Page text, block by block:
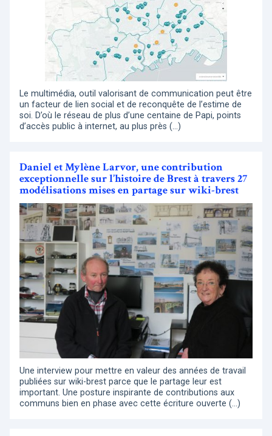
Le multimédia, outil valorisant de communication peut être
un facteur de lien social et de reconquête de l’estime de
soi. D’où le réseau de plus d’une centaine de Papi, points
d’accès public à internet, au plus près (…)
Daniel et Mylène Larvor, une contribution
exceptionnelle sur l’histoire de Brest à travers 27
modélisations mises en partage sur wiki-brest
Une interview pour mettre en valeur des années de travail
publiées sur wiki-brest parce que le partage leur est
important. Une posture inspirante de contributions aux
communs bien en phase avec cette écriture ouverte (…)